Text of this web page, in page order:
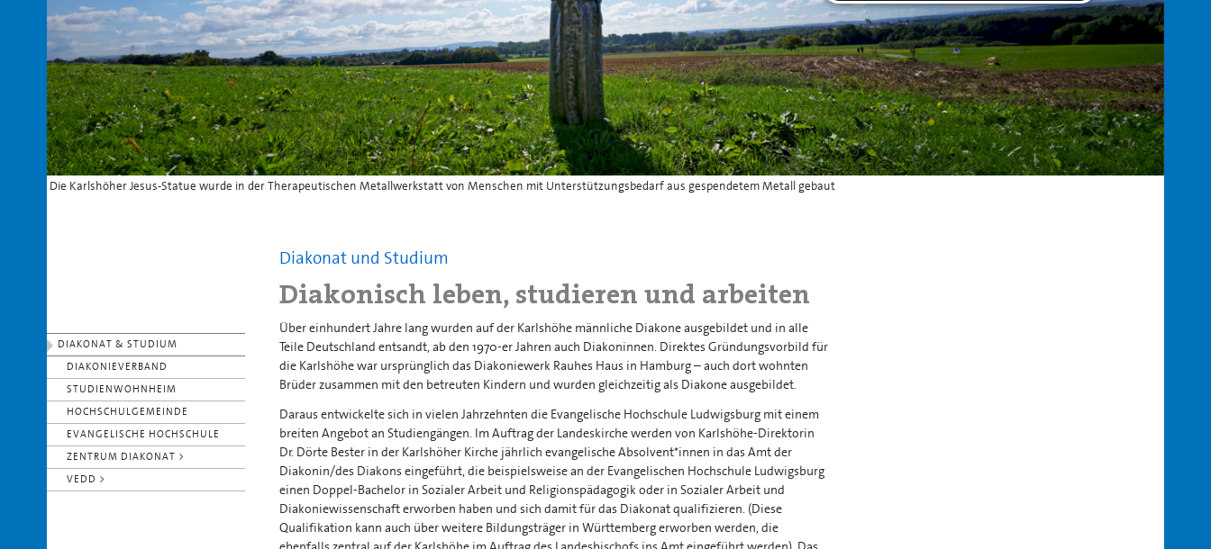
Die Karlshöher Jesus-Statue wurde in der Therapeutischen Metallwerkstatt von Menschen mit Unterstützungsbedarf aus gespendetem Metall gebaut
DIAKONAT & STUDIUM
DIAKONIEVERBAND
STUDIENWOHNHEIM
HOCHSCHULGEMEINDE
EVANGELISCHE HOCHSCHULE
ZENTRUM DIAKONAT >
VEDD >
Diakonat und Studium
Diakonisch leben, studieren und arbeiten
Über einhundert Jahre lang wurden auf der Karlshöhe männliche Diakone ausgebildet und in alle
Teile Deutschland entsandt, ab den 1970-er Jahren auch Diakoninnen. Direktes Gründungsvorbild für
die Karlshöhe war ursprünglich das Diakoniewerk Rauhes Haus in Hamburg – auch dort wohnten
Brüder zusammen mit den betreuten Kindern und wurden gleichzeitig als Diakone ausgebildet.
Daraus entwickelte sich in vielen Jahrzehnten die Evangelische Hochschule Ludwigsburg mit einem
breiten Angebot an Studiengängen. Im Auftrag der Landeskirche werden von Karlshöhe-Direktorin
Dr. Dörte Bester in der Karlshöher Kirche jährlich evangelische Absolvent*innen in das Amt der
Diakonin/des Diakons eingeführt, die beispielsweise an der Evangelischen Hochschule Ludwigsburg
einen Doppel-Bachelor in Sozialer Arbeit und Religionspädagogik oder in Sozialer Arbeit und
Diakoniewissenschaft erworben haben und sich damit für das Diakonat qualifizieren. (Diese
Qualifikation kann auch über weitere Bildungsträger in Württemberg erworben werden, die